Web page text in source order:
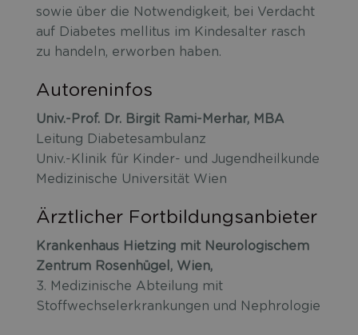
sowie über die Notwendigkeit, bei Verdacht
auf Diabetes mellitus im Kindesalter rasch
zu handeln, erworben haben.
Autoreninfos
Univ.-Prof. Dr. Birgit Rami-Merhar, MBA
Leitung Diabetesambulanz
Univ.-Klinik für Kinder- und Jugendheilkunde
Medizinische Universität Wien
Ärztlicher Fortbildungsanbieter
Krankenhaus Hietzing mit Neurologischem
Zentrum Rosenhügel, Wien,
3. Medizinische Abteilung mit
Stoffwechselerkrankungen und Nephrologie